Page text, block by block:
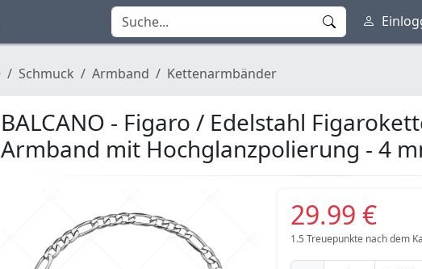
Schmuck Armband Kettenarmbänder
BALCANO - Figaro / Edelstahl
Armband mit Hochglanzpolierung - 4
29.99 €
1.5 Treuepunkte nach dem